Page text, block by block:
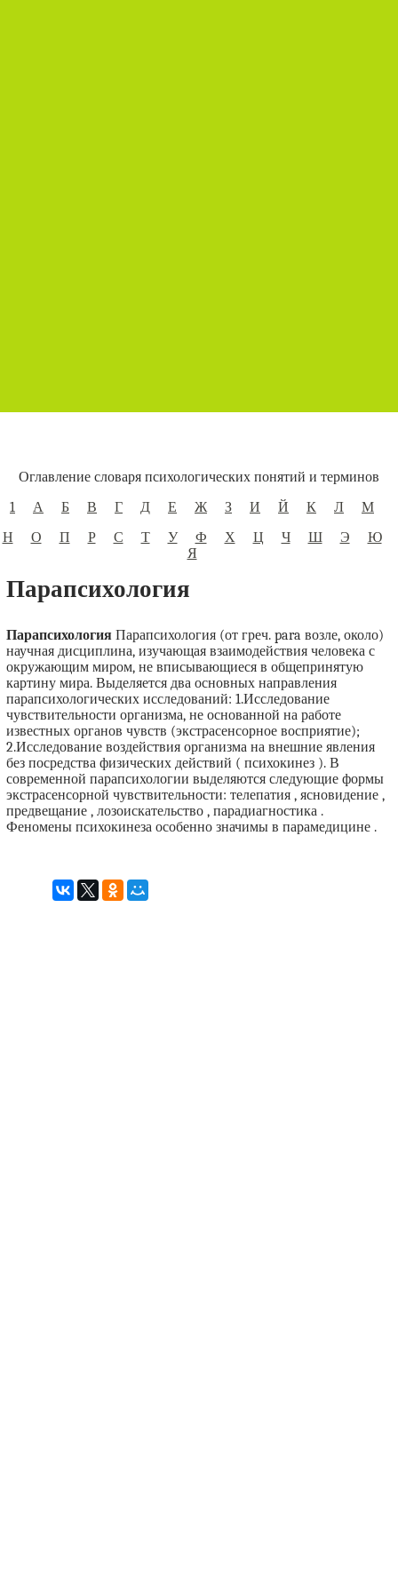
Оглавление словаря психологических понятий и терминов
1
А Б В Г Д Е Ж З И Й К Л
М
Н
О П Р С Т У Ф Х Ц Ч Ш Э
Ю
Я
Парапсихология
ПарапсихологияПарапсихология (от греч. para возле, около)
научная дисциплина, изучающая взаимодействия человека с
окружающим миром, не вписывающиеся в общепринятую
картину мира. Выделяется два основных направления
парапсихологических исследований: 1.Исследование
чувствительности организма, не основанной на работе
известных органов чувств (экстрасенсорное восприятие);
2.Исследование воздействия организма на внешние явления
без посредства физических действий ( психокинез ). В
современной парапсихологии выделяются следующие формы
экстрасенсорной чувствительности: телепатия , ясновидение ,
предвещание , лозоискательство , парадиагностика .
Феномены психокинеза особенно значимы в парамедицине .